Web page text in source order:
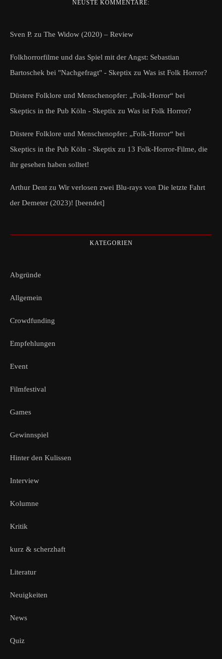
NEUSTE KOMMENTARE:
Sven P. zu The Widow (2020) – Review
Folkhorrorfilme und das Spiel mit der Angst: Sebastian
Bartoschek bei "Nachgefragt" - Skeptix zu Was ist Folk Horror?
Düstere Folklore und Menschenopfer: „Folk-Horror“ bei
Skeptics in the Pub Köln - Skeptix zu Was ist Folk Horror?
Düstere Folklore und Menschenopfer: „Folk-Horror“ bei
Skeptics in the Pub Köln - Skeptix zu 13 Folk-Horror-Filme, die
ihr gesehen haben solltet!
Arthur Dent zu Wir verlosen zwei Blu-rays von Die letzte Fahrt
der Demeter (2023)! [beendet]
KATEGORIEN
Abgründe
Allgemein
Crowdfunding
Empfehlungen
Event
Filmfestival
Games
Gewinnspiel
Hinter den Kulissen
Interview
Kolumne
Kritik
kurz & scherzhaft
Literatur
Neuigkeiten
News
Quiz